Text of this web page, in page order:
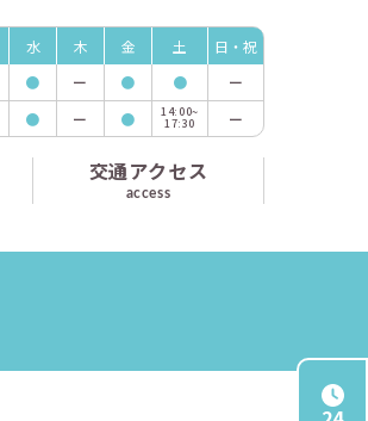
水 木 金 土
日・祝
● ー ● ●
ー
● ー ● 14:00~
17:30 ー
交通アクセス
access